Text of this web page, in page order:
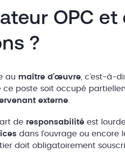
OPC et
?
au maître d’œuvre , c’est-à-
poste soit occupé
externe
de responsabilité est
dans l’ouvrage ou encore
doit obligatoirement